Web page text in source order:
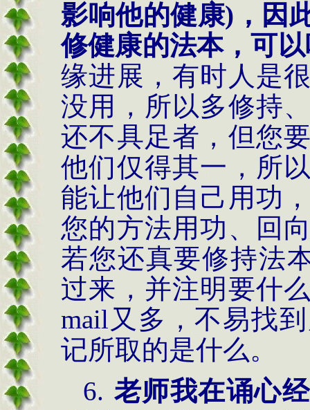
影响他的健康) ，因
修健康的法本，可
缘进展，有时人是
没用，所以多修持
还不具足者，但您
他们仅得其一，所
能让他们自己用功
您的方法用功、回
若您还真要修持法
过来，并注明要什
mail又多，不易找
记所取的是什么。
6. 老师我在诵心